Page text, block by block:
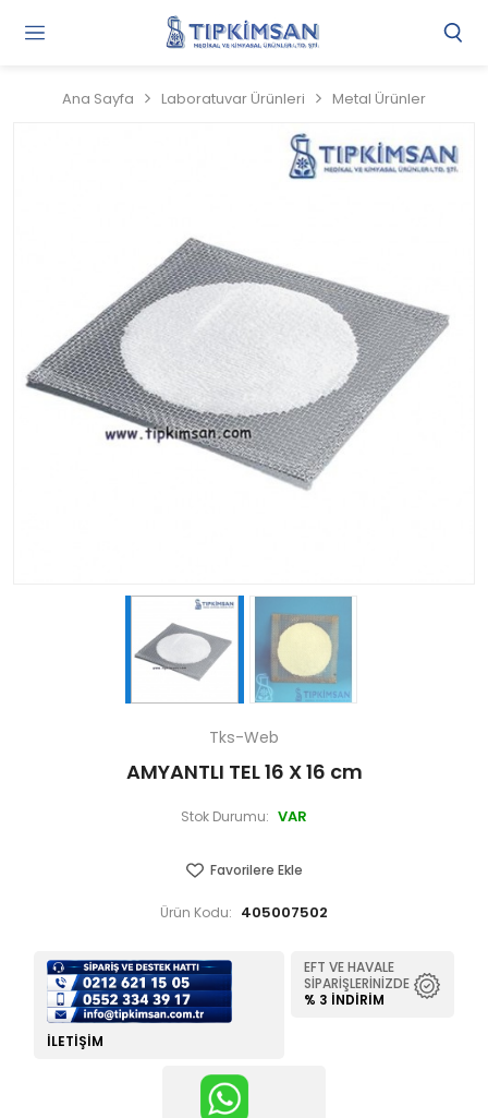
Ana Sayfa Laboratuvar Ürünleri Metal Ürünler
Tks-Web
AMYANTLI TEL 16 X 16 cm
Stok Durumu: VAR
Favorilere Ekle
Ürün Kodu: 405007502
İLETIŞIM
EFT VE HAVALE
SIPARIŞLERINIZDE
% 3 İNDIRIM